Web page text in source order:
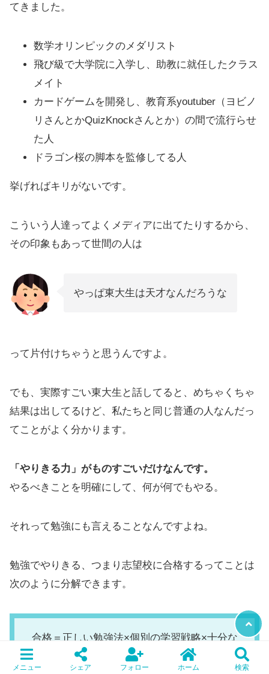
てきました。
数学オリンピックのメダリスト
飛び級で大学院に入学し、助教に就任したクラス
メイト
カードゲームを開発し、教育系youtuber（ヨビノ
リさんとかQuizKnockさんとか）の間で流行らせ
た人
ドラゴン桜の脚本を監修してる人
挙げればキリがないです。
こういう人達ってよくメディアに出てたりするから、
その印象もあって世間の人は
やっぱ東大生は天才なんだろうな
って片付けちゃうと思うんですよ。
でも、実際すごい東大生と話してると、めちゃくちゃ
結果は出してるけど、私たちと同じ普通の人なんだっ
てことがよく分かります。
「やりきる力」がものすごいだけなんです。
やるべきことを明確にして、何が何でもやる。
それって勉強にも言えることなんですよね。
勉強でやりきる、つまり志望校に合格するってことは
次のように分解できます。
合格＝正しい勉強法×個別の学習戦略×十分な
勉強量
メニュー シェア フォロー ホーム 検索